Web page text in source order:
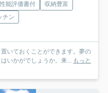
能評価書付
収納豊富
チン
いておくことができます。夢の
いかがでしょうか。来... もっと